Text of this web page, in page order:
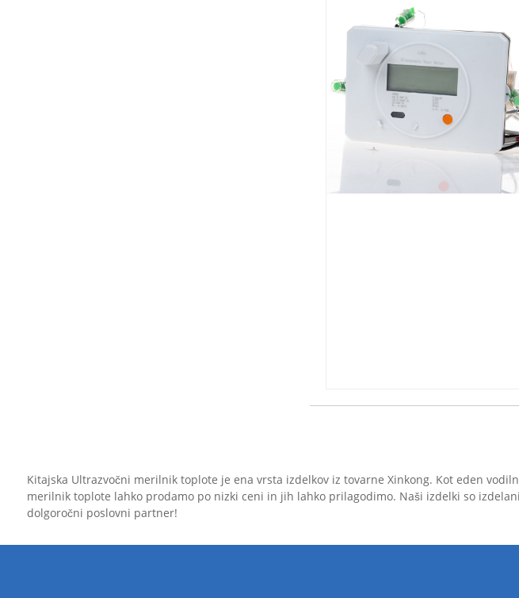
Kitajska Ultrazvočni merilnik toplote je ena vrsta izdelkov iz tovarne Xinkong. Kot eden
merilnik toplote lahko prodamo po nizki ceni in jih lahko prilagodimo. Naši izdelki so
dolgoročni poslovni partner!